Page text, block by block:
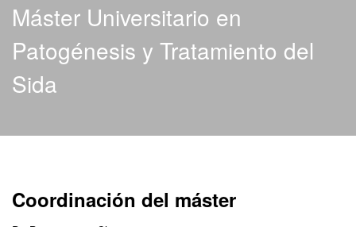
Máster Universitario en
Patogénesis y Tratamiento del
Sida
Coordinación del máster